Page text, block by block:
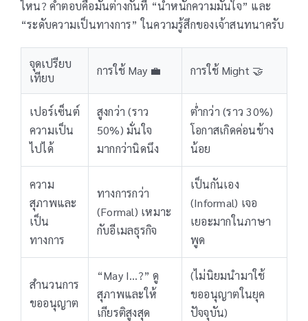
ไหน? คำตอบคือมันต่างกันที่ “น้ำหนักความมั่นใจ” และ
“ระดับความเป็นทางการ” ในความรู้สึกของเจ้าสนทนาครับ
จุดเปรียบ
เทียบ
การใช้ May 💼 การใช้ Might 🤝
เปอร์เซ็นต์
ความเป็น
ไปได้
สูงกว่า (ราว
50%) มั่นใจ
มากกว่านิดนึง
ต่ำกว่า (ราว 30%)
โอกาสเกิดค่อนข้าง
น้อย
ความ
สุภาพและ
เป็น
ทางการ
ทางการกว่า
(Formal) เหมาะ
กับอีเมลธุรกิจ
เป็นกันเอง
(Informal) เจอ
เยอะมากในภาษา
พูด
สำนวนการ
ขออนุญาต
“May I…?” ดู
สุภาพและให้
เกียรติสูงสุด
(ไม่นิยมนำมาใช้
ขออนุญาตในยุค
ปัจจุบัน)